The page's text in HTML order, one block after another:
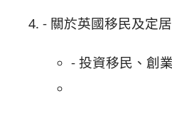
- 關於英國移民及定
- 投資移民、創